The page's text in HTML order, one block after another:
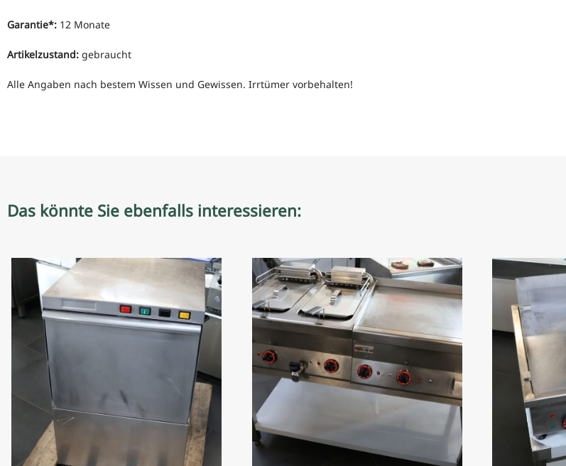
Garantie*: 12 Monate
Artikelzustand: gebraucht
Alle Angaben nach bestem Wissen und Gewissen. Irrtümer vorbehalten!
Das könnte Sie ebenfalls interessieren: